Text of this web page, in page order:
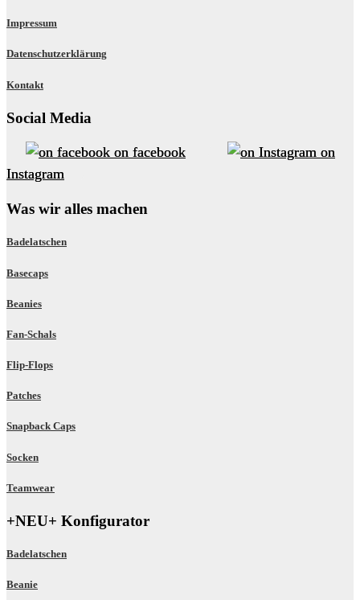
Impressum
Datenschutzerklärung
Kontakt
Social Media
on facebook
on
Instagram
Was wir alles machen
Badelatschen
Basecaps
Beanies
Fan-Schals
Flip-Flops
Patches
Snapback Caps
Socken
Teamwear
+NEU+ Konfigurator
Badelatschen
Beanie